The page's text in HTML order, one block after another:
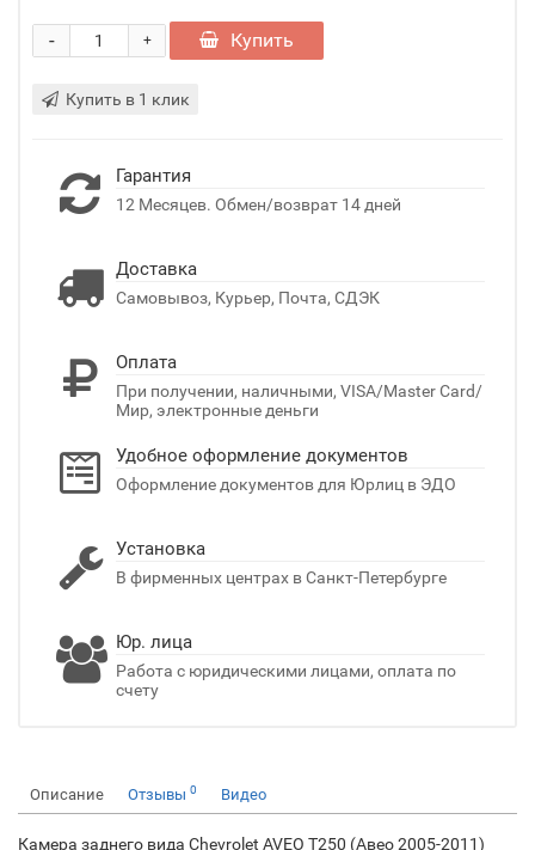
+
- Купить
Купить в 1 клик
Гарантия
12 Месяцев. Обмен/возврат 14 дней
Доставка
Самовывоз, Курьер, Почта, СДЭК
Оплата
При получении, наличными, VISA/Master Card/
Мир, электронные деньги
Удобное оформление документов
Оформление документов для Юрлиц в ЭДО
Установка
В фирменных центрах в Санкт-Петербурге
Юр. лица
Работа с юридическими лицами, оплата по
счету
Описание Отзывы 0 Видео
Камера заднего вида Chevrolet AVEO T250 (Авео 2005-2011)